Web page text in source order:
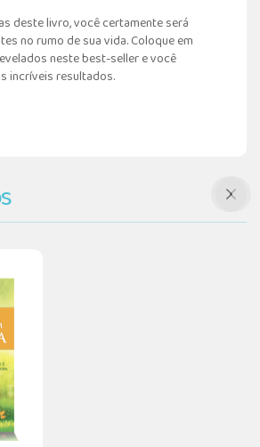
deste livro, você certamente será
no rumo de sua vida. Coloque em
neste best-seller e você
incríveis resultados.